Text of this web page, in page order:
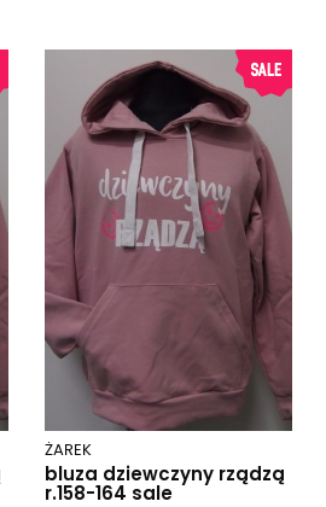
ŻAREK
bluza dziewczyny rządzą
r.158-164 sale